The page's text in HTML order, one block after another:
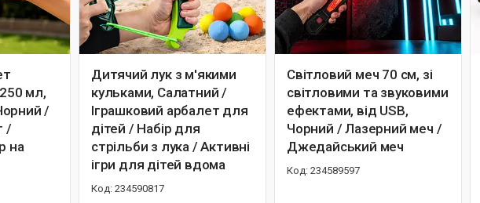
мл,
/
/
на
Дитячий лук з м'якими
кульками, Салатний /
Іграшковий арбалет для
дітей / Набір для
стрільби з лука / Активні
ігри для дітей вдома
234590817
Світловий меч 70 см, зі
світловими та звуковими
ефектами, від USB,
Чорний / Лазерний меч /
Джедайський меч
234589597